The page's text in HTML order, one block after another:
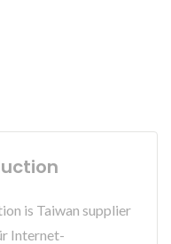
is Taiwan supplier
Internet-